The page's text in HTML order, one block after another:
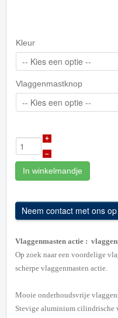
Kleur
Vlaggenmastknop
+
–
In winkelmandje
Vlaggenmasten actie :
Op zoek naar een voordelige
scherpe vlaggenmasten actie.
Mooie onderhoudsvrije
Stevige aluminium cilindrische